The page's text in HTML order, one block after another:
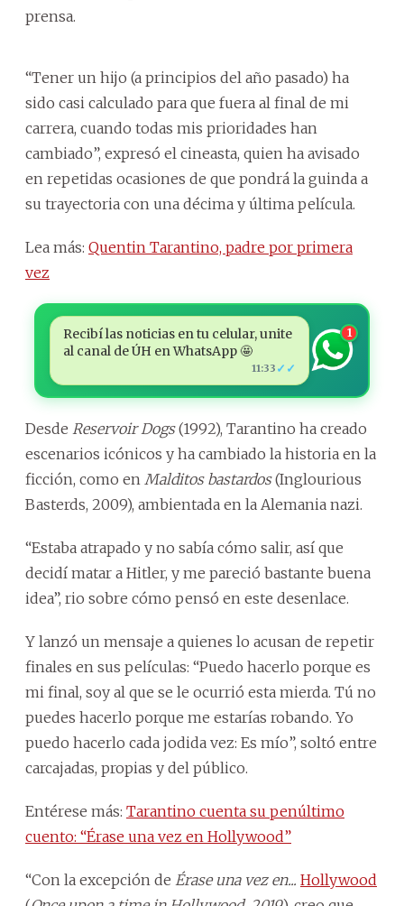
prensa.
“Tener un hijo (a principios del año pasado) ha
sido casi calculado para que fuera al final de mi
carrera, cuando todas mis prioridades han
cambiado”, expresó el cineasta, quien ha avisado
en repetidas ocasiones de que pondrá la guinda a
su trayectoria con una décima y última película.
Lea más: Quentin Tarantino, padre por primera
vez
Recibí las noticias en tu celular, unite
al canal de ÚH en WhatsApp 🤩
11:33 ✓✓
1
Desde Reservoir Dogs(1992), Tarantino ha creado
escenarios icónicos y ha cambiado la historia en la
ficción, como en Malditos bastardos(Inglourious
Basterds, 2009), ambientada en la Alemania nazi.
“Estaba atrapado y no sabía cómo salir, así que
decidí matar a Hitler, y me pareció bastante buena
idea”, rio sobre cómo pensó en este desenlace.
Y lanzó un mensaje a quienes lo acusan de repetir
finales en sus películas: “Puedo hacerlo porque es
mi final, soy al que se le ocurrió esta mierda. Tú no
puedes hacerlo porque me estarías robando. Yo
puedo hacerlo cada jodida vez: Es mío”, soltó entre
carcajadas, propias y del público.
Entérese más: Tarantino cuenta su penúltimo
cuento: “Érase una vez en Hollywood”
“Con la excepción de Érase una vez en... Hollywood